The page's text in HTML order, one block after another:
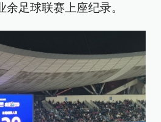
足球联赛上座纪录。